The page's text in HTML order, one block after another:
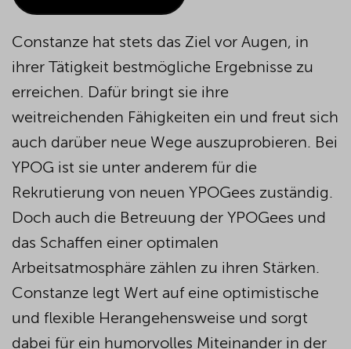
Constanze hat stets das Ziel vor Augen, in
ihrer Tätigkeit bestmögliche Ergebnisse zu
erreichen. Dafür bringt sie ihre
weitreichenden Fähigkeiten ein und freut sich
auch darüber neue Wege auszuprobieren. Bei
YPOG ist sie unter anderem für die
Rekrutierung von neuen YPOGees zuständig.
Doch auch die Betreuung der YPOGees und
das Schaffen einer optimalen
Arbeitsatmosphäre zählen zu ihren Stärken.
Constanze legt Wert auf eine optimistische
und flexible Herangehensweise und sorgt
dabei für ein humorvolles Miteinander in der